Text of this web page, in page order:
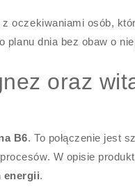
oczekiwaniami osób,
planu dnia bez obaw o
oraz
B6. To połączenie jest
W opisie
energii.